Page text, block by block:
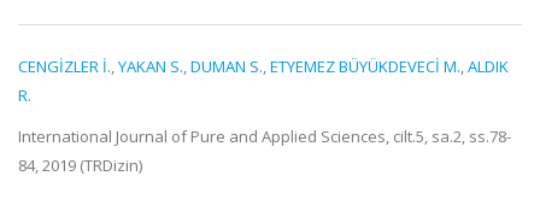
CENGİZLER İ.,YAKAN S.,DUMAN S.,ETYEMEZ BÜYÜKDEVECİ M.,ALDIK
R.
International Journal of Pure and Applied Sciences, cilt.5, sa.2, ss.78-
84, 2019 (TRDizin)